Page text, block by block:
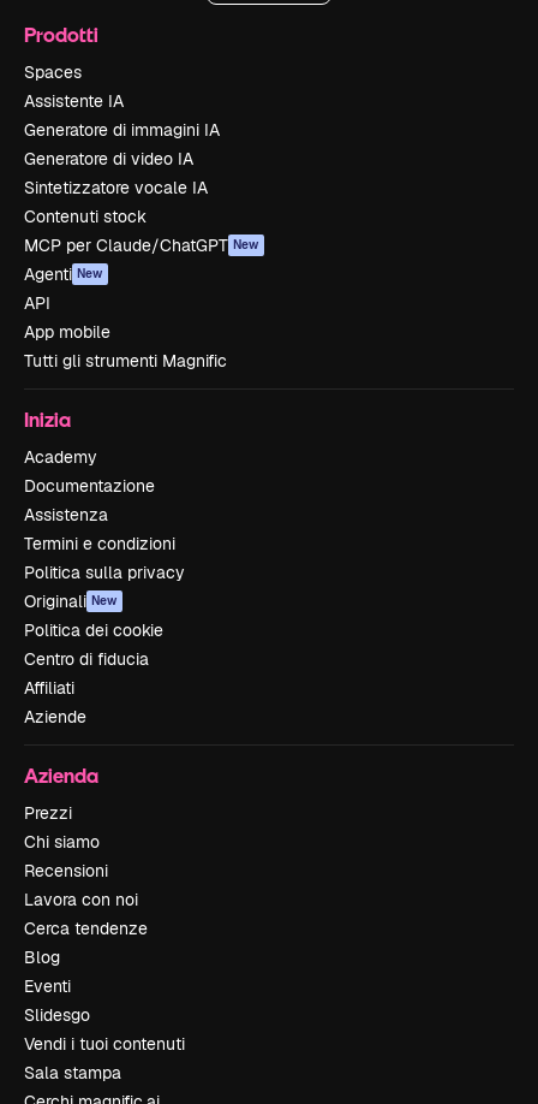
Prodotti
Spaces
Assistente IA
Generatore di immagini IA
Generatore di video IA
Sintetizzatore vocale IA
Contenuti stock
MCP per Claude/ChatGPT New
Agenti New
API
App mobile
Tutti gli strumenti Magnific
Inizia
Academy
Documentazione
Assistenza
Termini e condizioni
Politica sulla privacy
Originali New
Politica dei cookie
Centro di fiducia
Affiliati
Aziende
Azienda
Prezzi
Chi siamo
Recensioni
Lavora con noi
Cerca tendenze
Blog
Eventi
Slidesgo
Vendi i tuoi contenuti
Sala stampa